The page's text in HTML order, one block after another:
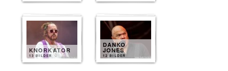
KNORKATOR
13 BILDER
DANKO
JONES
12 BILDER